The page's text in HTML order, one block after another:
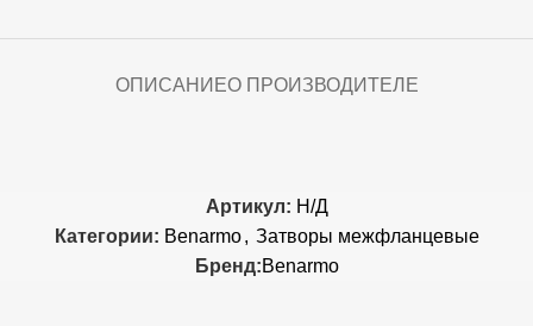
ОПИСАНИЕО ПРОИЗВОДИТЕЛЕ
Артикул: Н/Д
Категории: Benarmo , Затворы межфланцевые
Бренд:Benarmo